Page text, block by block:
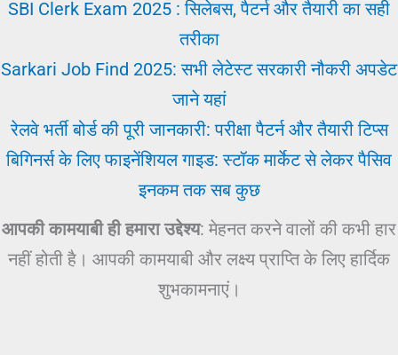
SBI Clerk Exam 2025 : सिलेबस, पैटर्न और तैयारी का सही
तरीका
Sarkari Job Find 2025: सभी लेटेस्ट सरकारी नौकरी अपडेट
जाने यहां
रेलवे भर्ती बोर्ड की पूरी जानकारी: परीक्षा पैटर्न और तैयारी टिप्स
बिगिनर्स के लिए फाइनेंशियल गाइड: स्टॉक मार्केट से लेकर पैसिव
इनकम तक सब कुछ
आपकी कामयाबी ही हमारा उद्देश्य: मेहनत करने वालों की कभी हार
नहीं होती है। आपकी कामयाबी और लक्ष्य प्राप्ति के लिए हार्दिक
शुभकामनाएं।